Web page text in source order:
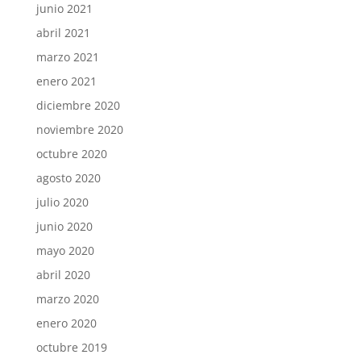
junio 2021
abril 2021
marzo 2021
enero 2021
diciembre 2020
noviembre 2020
octubre 2020
agosto 2020
julio 2020
junio 2020
mayo 2020
abril 2020
marzo 2020
enero 2020
octubre 2019